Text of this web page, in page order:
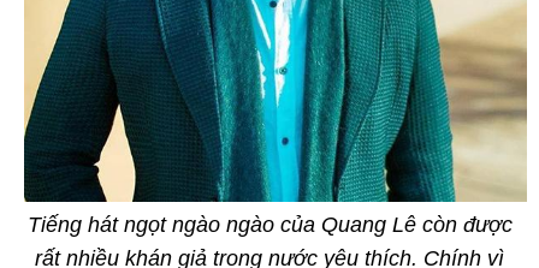
Tiếng hát ngọt ngào ngào của Quang Lê còn được
rất nhiều khán giả trong nước yêu thích. Chính vì